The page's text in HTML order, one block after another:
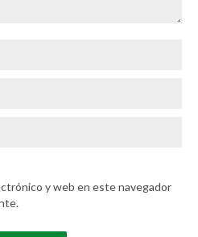
y web en este navegador